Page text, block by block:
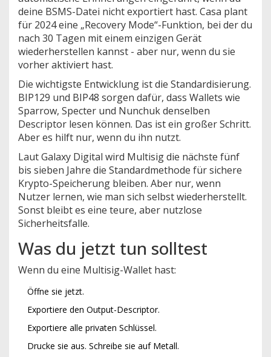
deine BSMS-Datei nicht exportiert hast. Casa plant
für 2024 eine „Recovery Mode“-Funktion, bei der du
nach 30 Tagen mit einem einzigen Gerät
wiederherstellen kannst - aber nur, wenn du sie
vorher aktiviert hast.
Die wichtigste Entwicklung ist die Standardisierung.
BIP129 und BIP48 sorgen dafür, dass Wallets wie
Sparrow, Specter und Nunchuk denselben
Descriptor lesen können. Das ist ein großer Schritt.
Aber es hilft nur, wenn du ihn nutzt.
Laut Galaxy Digital wird Multisig die nächste fünf
bis sieben Jahre die Standardmethode für sichere
Krypto-Speicherung bleiben. Aber nur, wenn
Nutzer lernen, wie man sich selbst wiederherstellt.
Sonst bleibt es eine teure, aber nutzlose
Sicherheitsfalle.
Was du jetzt tun solltest
Wenn du eine Multisig-Wallet hast:
Öffne sie jetzt.
Exportiere den Output-Descriptor.
Exportiere alle privaten Schlüssel.
Drucke sie aus. Schreibe sie auf Metall.